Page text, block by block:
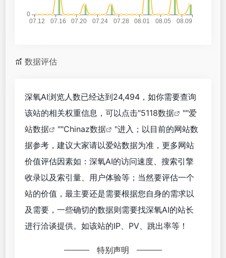
数据评估
深氧AI浏览人数已经达到24,494，如你需要查询
该站的相关权重信息，可以点击"5118数据 ""爱
站数据
""Chinaz数据
"进入；以目前的网站数
据参考，建议大家请以爱站数据为准，更多网站
价值评估因素如：深氧AI的访问速度、搜索引擎
收录以及索引量、用户体验等；当然要评估一个
站的价值，最主要还是需要根据您自身的需求以
及需要，一些确切的数据则需要找深氧AI的站长
进行洽谈提供。如该站的IP、PV、跳出率等！
特别声明